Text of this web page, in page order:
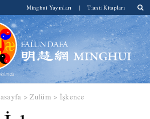
Minghui Yayınları | Tianti Kitapları
>Zulüm > İşkence